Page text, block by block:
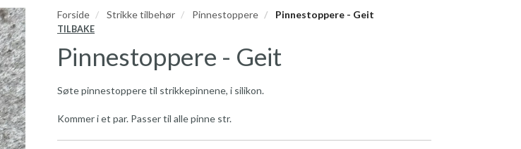
Forside Strikke tilbehør Pinnestoppere Pinnestoppere - Geit
TILBAKE
Pinnestoppere - Geit
Søte pinnestoppere til strikkepinnene, i silikon.
Kommer i et par. Passer til alle pinne str.